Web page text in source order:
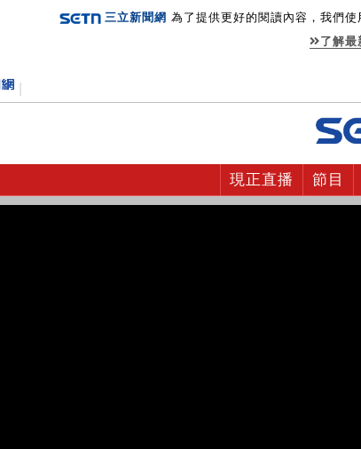
三立新聞網 為了提供更好的閱讀內容，我們
了解最
現正直播 節目